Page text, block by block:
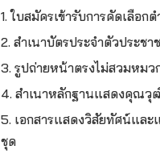
1.ใบสมัครเข้ารับการคัดเลือ
2. สำเนาบัตรประจำตัวประช
3. รูปถ่ายหน้าตรงไม่สวมหมว
4. สำเนาหลักฐานแสดงคุณวุ
5. เอกสารแสดงวิสัยทัศน์แล
ชุด